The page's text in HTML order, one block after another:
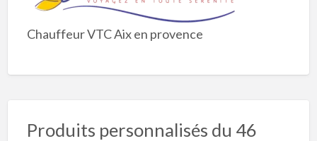
Chauffeur VTC Aix en provence
Produits personnalisés du 46